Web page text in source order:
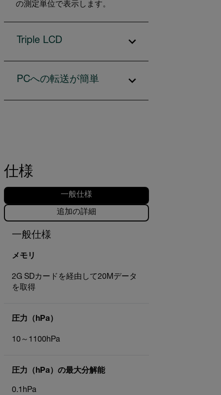
の測定単位で表示します。
Triple LCD
PCへの転送が簡単
仕様
一般仕様
追加の詳細
一般仕様
メモリ
2G SDカードを経由して20Mデータ
を取得
圧力（hPa）
10～1100hPa
圧力（hPa）の最大分解能
0.1hPa